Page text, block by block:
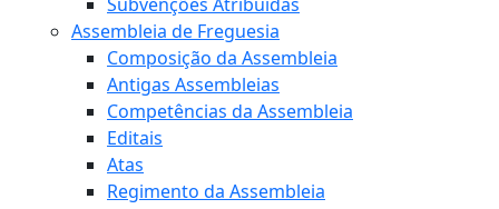
Subvenções Atribuídas
Assembleia de Freguesia
Composição da Assembleia
Antigas Assembleias
Competências da Assembleia
Editais
Atas
Regimento da Assembleia